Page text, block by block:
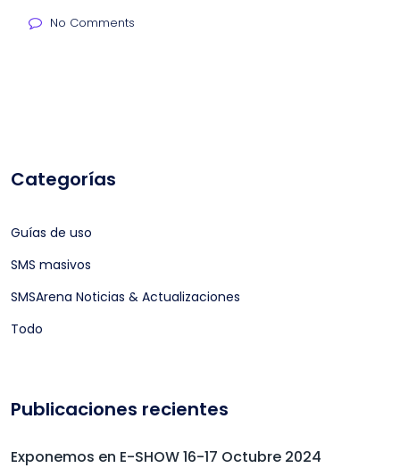
No Comments
Categorías
Guías de uso
SMS masivos
SMSArena Noticias & Actualizaciones
Todo
Publicaciones recientes
Exponemos en E-SHOW 16-17 Octubre 2024